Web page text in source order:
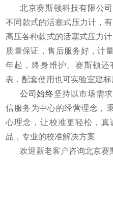
北京赛斯顿科技有限公
不同款式的活塞式压力计，
高压各种款式的活塞式压力
质量保证，售后服务好，计
年起，终身维护。赛斯顿
表，配套使用也可实验室建标
公司始终坚持以市场需
信服务为中心的经营理念，
心理念，让校准更轻松，
品，专业的校准解决方案
欢迎新老客户咨询北京赛